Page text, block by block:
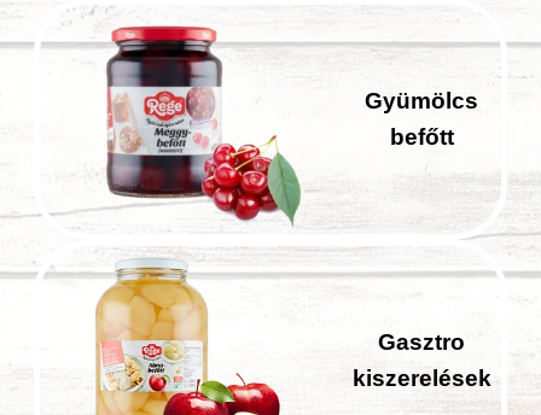
Gyümölcs
befőtt
Gasztro
kiszerelések